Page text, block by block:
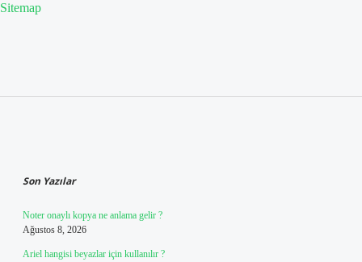
Sitemap
Son Yazılar
Noter onaylı kopya ne anlama gelir ?
Ağustos 8, 2026
Ariel hangisi beyazlar için kullanılır ?